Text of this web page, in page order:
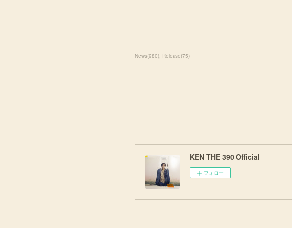
News(980) Release(75)
KEN THE 390 Official
フォロー